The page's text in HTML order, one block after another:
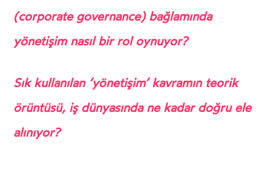
(corporate governance) bağlamında
yönetişim nasıl bir rol oynuyor?
Sık kullanılan ‘yönetişim’ kavramın teorik
örüntüsü, iş dünyasında ne kadar doğru ele
alınıyor?